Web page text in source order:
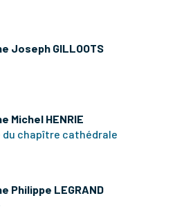
Joseph GILLOOTS
Michel HENRIE
du chapître cathédrale
Philippe LEGRAND